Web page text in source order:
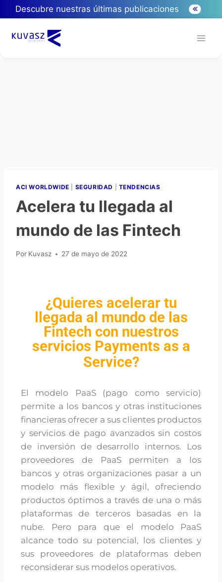
Descubre nuestras últimas publicaciones
ACI WORLDWIDE SEGURIDAD TENDENCIAS
Acelera tu llegada al
mundo de las Fintech
Por Kuvasz 27 de mayo de 2022
¿Quieres acelerar tu
llegada al mundo de las
Fintech con nuestros
servicios Payments as a
Service?
El modelo PaaS (pago como servicio)
permite a los bancos y otras instituciones
financieras ofrecer a sus clientes productos
y servicios de pago avanzados sin costos
de inversión de desarrollo internos. Los
proveedores de PaaS permiten a los
bancos y otras organizaciones pasar a un
modelo más flexible y ágil, ofreciendo
productos óptimos a través de una o más
plataformas de terceros basadas en la
nube. Pero para que el modelo PaaS
alcance todo su potencial, los clientes y
sus proveedores de plataformas deben
reconsiderar sus modelos operativos.